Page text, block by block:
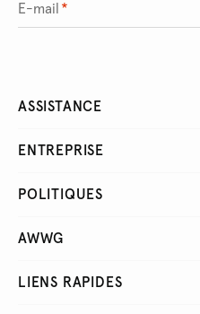
E-mail *
ASSISTANCE
ENTREPRISE
POLITIQUES
AWWG
LIENS RAPIDES